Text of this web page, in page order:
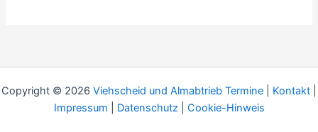
Copyright © 2026 Viehscheid und Almabtrieb Termine Kontakt
Impressum
Datenschutz| Cookie-Hinweis